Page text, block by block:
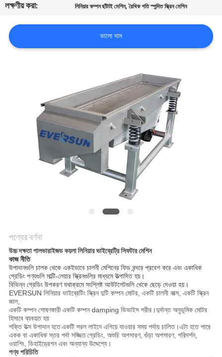
যোগাযোগ
করুন
সাইটম্যাপ
গোপনীয়তা
লক্ষণীয় করা:
লিনিয়ার কম্পন ছাঁটাই মেশিন,রৈখিক গতি স্পন্দিত স্ক্রিন মেশিন
ভালো দাম
পণ্যের বর্ণনা
উচ্চ দক্ষতা পালভারাইজড কয়লা লিনিয়ার ভাইব্রেট্রি সিফটার মেশিন
কাজ নীতি
উপাদানগুলি চালক থেকে একইভাবে চালনী মেশিনের ফিড বন্দরে প্রবেশ করে এবং একাধিক
গ্রেডিং পণ্যগুলি মাল্টি-লেয়ার স্ক্রিনগুলির মাধ্যমে উত্পাদিত হয়।
বিভিন্ন গ্রেডিং উপকরণ যথাক্রমে সংশ্লিষ্ট আউটলেটগুলি থেকে ছেড়ে দেওয়া হয়।
EVERSUN লিনিয়ার ভাইব্রেটিং স্ক্রিন দুটি কম্পন মোটর, একটি চালনী বাক্স, একটি স্ক্রিন
জাল,
একটি কম্পন শোষণকারীএকটি কম্পন damping ডিভাইস শরীর।দুর্দান্ত অনুভূমিক মোটর
হিসাবে ব্যবহৃত হয়
শক্তি উত্স উপাদান হতেএকটি সরল লাইনে এগিয়ে যাওয়ার সময় পর্দায় চালিত।এটা হতে পারে
একক বা একাধিক স্তর পর্দা সজ্জিতগ্রেডিং, অশুচি অপসারণ, গুঁড়া অপসারণ, পরিদর্শন,
ওয়াশিং, ডিহাইড্রেশন এবং অন্যান্য উদ্দেশ্যে।
পণ্য পরিচিতি